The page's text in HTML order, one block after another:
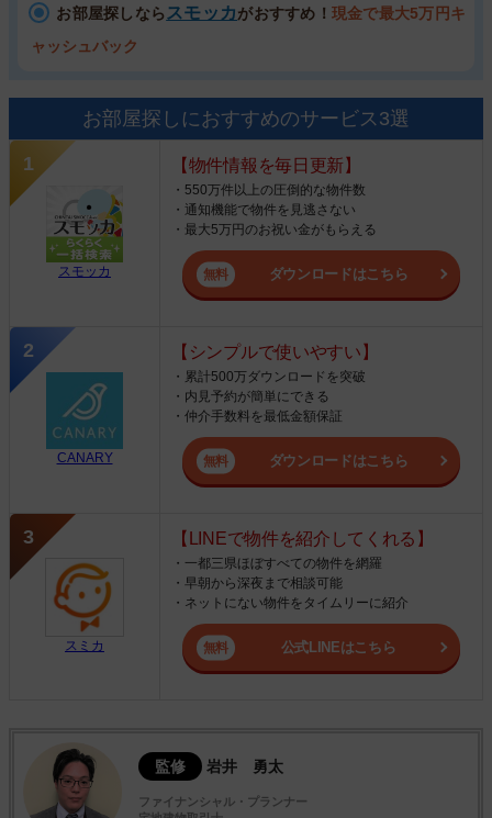
お部屋探しなら スモッカがおすすめ！ 現金で最大5万円キ
ャッシュバック
お部屋探しにおすすめのサービス3選
スモッカ
【物件情報を毎日更新】
・550万件以上の圧倒的な物件数
・通知機能で物件を見逃さない
・最大5万円のお祝い金がもらえる
ダウンロードはこちら
CANARY
【シンプルで使いやすい】
・累計500万ダウンロードを突破
・内見予約が簡単にできる
・仲介手数料を最低金額保証
ダウンロードはこちら
スミカ
【LINEで物件を紹介してくれる】
・一都三県ほぼすべての物件を網羅
・早朝から深夜まで相談可能
・ネットにない物件をタイムリーに紹介
公式LINEはこちら
監修 岩井 勇太
ファイナンシャル・プランナー